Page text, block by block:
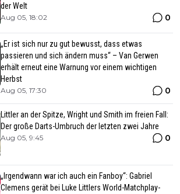
der Welt
Aug 05, 18:02 0
„Er ist sich nur zu gut bewusst, dass etwas
passieren und sich ändern muss“ – Van Gerwen
erhält erneut eine Warnung vor einem wichtigen
Herbst
Aug 05, 17:30 0
Littler an der Spitze, Wright und Smith im freien Fall:
Der große Darts-Umbruch der letzten zwei Jahre
Aug 05, 9:45 0
„Irgendwann war ich auch ein Fanboy“: Gabriel
Clemens gerät bei Luke Littlers World-Matchplay-